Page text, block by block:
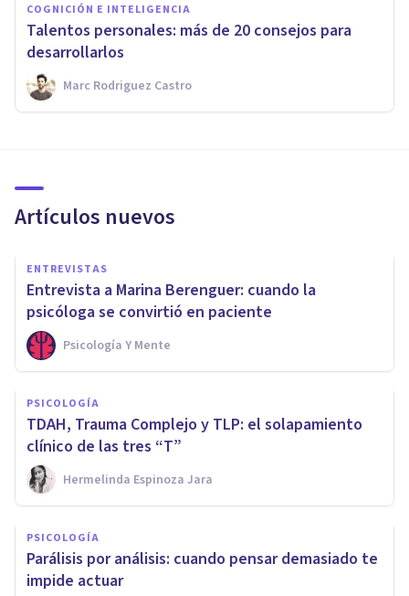
COGNICIÓN E INTELIGENCIA
Talentos personales: más de 20 consejos para
desarrollarlos
Marc Rodriguez Castro
Artículos nuevos
ENTREVISTAS
Entrevista a Marina Berenguer: cuando la
psicóloga se convirtió en paciente
Psicología Y Mente
PSICOLOGÍA
TDAH, Trauma Complejo y TLP: el solapamiento
clínico de las tres “T”
Hermelinda Espinoza Jara
PSICOLOGÍA
Parálisis por análisis: cuando pensar demasiado te
impide actuar